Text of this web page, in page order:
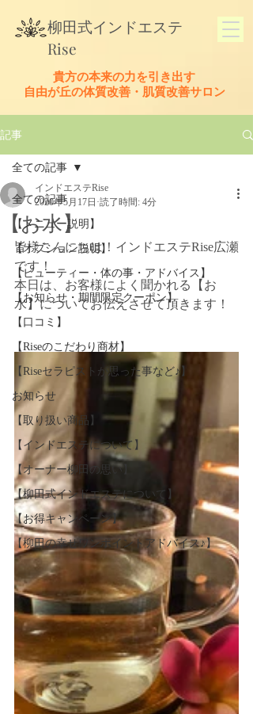
貴方の本来の力を引き出す
​自由が丘の体質改善・肌質改善サロン
​柳田式インドエステ
Rise
記事
全ての記事
【メニュー説明】
【オプション説明】
【ビューティー・体の事・アドバイス】
【お知らせ・期間限定クーポン】
【口コミ】
【Riseのこだわり商材】
【Riseセラピストが思った事など♪】
お知らせ
【取り扱い商品】
【インドエステについて】
【オーナー柳田の思い】
【柳田式インドエステについて】
【お得キャンペーン】
【柳田の幸せワンポイントアドバイス♪】
全ての記事
【お水】
インドエステRise
2020年5月17日 読了時間: 4分
皆様こんにちは！ インドエステRise広瀬
です！
本日は、お客様によく聞かれる【お
水】についてお伝えさせて頂きます！